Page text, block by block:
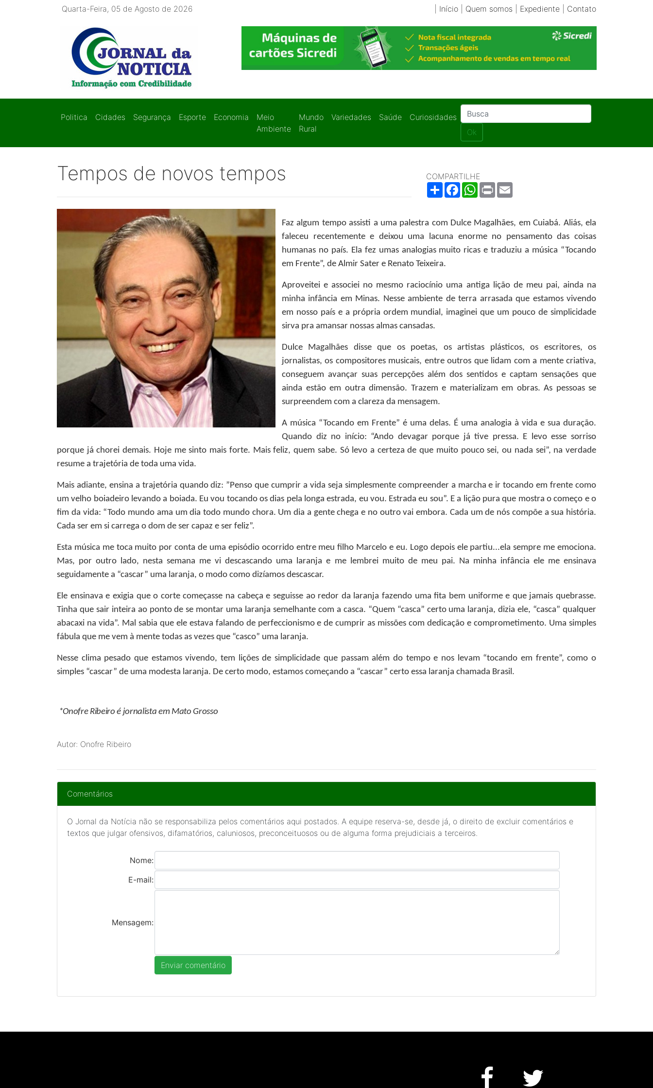
Quarta-Feira, 05 de Agosto de 2026 Início| Quem somos Expediente| Contato
Politica Cidades Segurança Esporte Economia
Meio
Ambiente
Mundo
Rural
Variedades Saúde
Curiosidades
Ok
Tempos de novos tempos
COMPARTILHE
ShareFacebookWhatsApp
Print
Faz algum tempo assisti a uma palestra com Dulce Magalhães, em Cuiabá. Aliás, ela
faleceu recentemente e deixou uma lacuna enorme no pensamento das coisas
humanas no país. Ela fez umas analogias muito ricas e traduziu a música “Tocando
em Frente”, de Almir Sater e Renato Teixeira.
Aproveitei e associei no mesmo raciocínio uma antiga lição de meu pai, ainda na
minha infância em Minas. Nesse ambiente de terra arrasada que estamos vivendo
em nosso país e a própria ordem mundial, imaginei que um pouco de simplicidade
sirva pra amansar nossas almas cansadas.
Dulce Magalhães disse que os poetas, os artistas plásticos, os escritores, os
jornalistas, os compositores musicais, entre outros que lidam com a mente criativa,
conseguem avançar suas percepções além dos sentidos e captam sensações que
ainda estão em outra dimensão. Trazem e materializam em obras. As pessoas se
surpreendem com a clareza da mensagem.
A música “Tocando em Frente” é uma delas. É uma analogia à vida e sua duração.
Quando diz no início: “Ando devagar porque já tive pressa. E levo esse sorriso
porque já chorei demais. Hoje me sinto mais forte. Mais feliz, quem sabe. Só levo a certeza de que muito pouco sei, ou nada sei”, na verdade
resume a trajetória de toda uma vida.
Mais adiante, ensina a trajetória quando diz: ”Penso que cumprir a vida seja simplesmente compreender a marcha e ir tocando em frente como
um velho boiadeiro levando a boiada. Eu vou tocando os dias pela longa estrada, eu vou. Estrada eu sou”. E a lição pura que mostra o começo e o
fim da vida: “Todo mundo ama um dia todo mundo chora. Um dia a gente chega e no outro vai embora. Cada um de nós compõe a sua história.
Cada ser em si carrega o dom de ser capaz e ser feliz”.
Esta música me toca muito por conta de uma episódio ocorrido entre meu filho Marcelo e eu. Logo depois ele partiu...ela sempre me emociona.
Mas, por outro lado, nesta semana me vi descascando uma laranja e me lembrei muito de meu pai. Na minha infância ele me ensinava
seguidamente a “cascar” uma laranja, o modo como dizíamos descascar.
Ele ensinava e exigia que o corte começasse na cabeça e seguisse ao redor da laranja fazendo uma fita bem uniforme e que jamais quebrasse.
Tinha que sair inteira ao ponto de se montar uma laranja semelhante com a casca. “Quem “casca” certo uma laranja, dizia ele, “casca” qualquer
abacaxi na vida”. Mal sabia que ele estava falando de perfeccionismo e de cumprir as missões com dedicação e comprometimento. Uma simples
fábula que me vem à mente todas as vezes que “casco” uma laranja.
Nesse clima pesado que estamos vivendo, tem lições de simplicidade que passam além do tempo e nos levam “tocando em frente”, como o
simples “cascar” de uma modesta laranja. De certo modo, estamos começando a “cascar” certo essa laranja chamada Brasil.
*Onofre Ribeiroé jornalista em Mato Grosso
Autor: Onofre Ribeiro
Comentários
O Jornal da Notícia não se responsabiliza pelos comentários aqui postados. A equipe reserva-se, desde já, o direito de excluir comentários e
textos que julgar ofensivos, difamatórios, caluniosos, preconceituosos ou de alguma forma prejudiciais a terceiros.
Nome:
E-mail:
Mensagem: